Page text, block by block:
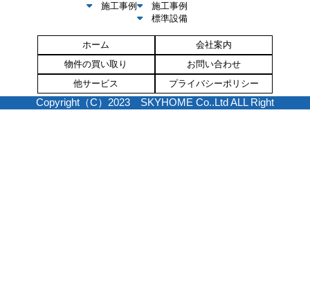
施工事例
施工事例
標準設備
ホーム
会社案内
物件の買い取り
お問い合わせ
他サービス
プライバシーポリシー
Copyright（C）2023 SKYHOME Co..Ltd ALL Right